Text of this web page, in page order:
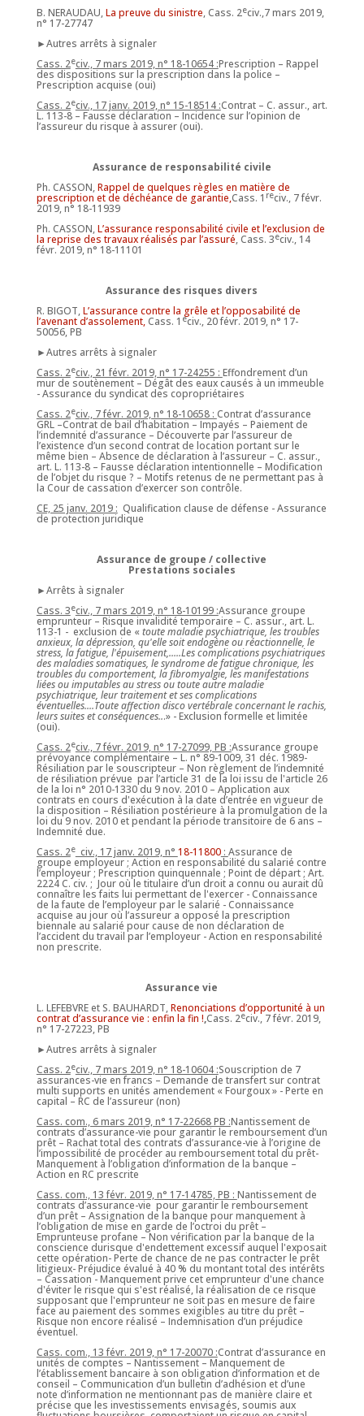
B. NERAUDAU,La preuve du sinistre, Cass. 2eciv.,7 mars 2019,
n° 17-27747
►Autres arrêts à signaler
Cass. 2eciv., 7 mars 2019, n° 18-10654 :Prescription – Rappel
des dispositions sur la prescription dans la police –
Prescription acquise (oui)
Cass. 2eciv., 17 janv. 2019, n° 15-18514 :Contrat – C. assur., art.
L. 113-8 – Fausse déclaration – Incidence sur l’opinion de
l’assureur du risque à assurer (oui).
Assurance de responsabilité civile
Ph. CASSON,Rappel de quelques règles en matière de
prescription et de déchéance de garantie,Cass. 1 reciv., 7 févr.
2019, n° 18-11939
Ph. CASSON,L’assurance responsabilité civile et l’exclusion de
la reprise des travaux réalisés par l’assuré, Cass. 3eciv., 14
févr. 2019, n° 18-11101
Assurance des risques divers
R. BIGOT,L’assurance contre la grêle et l’opposabilité de
l’avenant d’assolement,Cass. 1 eciv., 20 févr. 2019, n° 17-
50056, PB
►Autres arrêts à signaler
Cass. 2eciv., 21 févr. 2019, n° 17-24255 : Effondrement d’un
mur de soutènement – Dégât des eaux causés à un immeuble
- Assurance du syndicat des copropriétaires
Cass. 2eciv., 7 févr. 2019, n° 18-10658 : Contrat d’assurance
GRL –Contrat de bail d’habitation – Impayés – Paiement de
l’indemnité d’assurance – Découverte par l’assureur de
l’existence d’un second contrat de location portant sur le
même bien – Absence de déclaration à l’assureur – C. assur.,
art. L. 113-8 – Fausse déclaration intentionnelle – Modification
de l’objet du risque ? – Motifs retenus de ne permettant pas à
la Cour de cassation d’exercer son contrôle.
CE, 25 janv. 2019 : Qualification clause de défense - Assurance
de protection juridique
Assurance de groupe / collective
Prestations sociales
►Arrêts à signaler
Cass. 3eciv., 7 mars 2019, n° 18-10199 :Assurance groupe
emprunteur – Risque invalidité temporaire – C. assur., art. L.
113-1 - exclusion de «toute maladie psychiatrique, les troubles
anxieux, la dépression, qu'elle soit endogène ou réactionnelle, le
stress, la fatigue, l'épuisement,.....Les complications psychiatriques
des maladies somatiques, le syndrome de fatigue chronique, les
troubles du comportement, la fibromyalgie, les manifestations
liées ou imputables au stress ou toute autre maladie
psychiatrique, leur traitement et ses complications
éventuelles....Toute affection disco vertébrale concernant le rachis,
leurs suites et conséquences...» - Exclusion formelle et limitée
(oui).
Cass. 2eciv., 7 févr. 2019, n° 17-27099, PB :Assurance groupe
prévoyance complémentaire – L. n° 89-1009, 31 déc. 1989-
Résiliation par le souscripteur – Non règlement de l’indemnité
de résiliation prévue par l’article 31 de la loi issu de l'article 26
de la loi n° 2010-1330 du 9 nov. 2010 – Application aux
contrats en cours d'exécution à la date d’entrée en vigueur de
la disposition – Résiliation postérieure à la promulgation de la
loi du 9 nov. 2010 et pendant la période transitoire de 6 ans –
Indemnité due.
Cass. 2eciv., 17 janv. 2019, n° 18-11800: Assurance de
groupe employeur ; Action en responsabilité du salarié contre
l’employeur ; Prescription quinquennale ; Point de départ ; Art.
2224 C. civ. ; Jour où le titulaire d’un droit a connu ou aurait dû
connaître les faits lui permettant de l'exercer - Connaissance
de la faute de l’employeur par le salarié - Connaissance
acquise au jour où l’assureur a opposé la prescription
biennale au salarié pour cause de non déclaration de
l’accident du travail par l’employeur - Action en responsabilité
non prescrite.
Assurance vie
L. LEFEBVRE et S. BAUHARDT,Renonciations d’opportunité à un
contrat d’assurance vie : enfin la fin !,Cass. 2eciv., 7 févr. 2019,
n° 17-27223, PB
►Autres arrêts à signaler
Cass. 2eciv., 7 mars 2019, n° 18-10604 :Souscription de 7
assurances-vie en francs – Demande de transfert sur contrat
multi supports en unités amendement « Fourgoux » - Perte en
capital – RC de l’assureur (non)
Cass. com., 6 mars 2019, n° 17-22668 PB :Nantissement de
contrats d’assurance-vie pour garantir le remboursement d’un
prêt – Rachat total des contrats d’assurance-vie à l’origine de
l’impossibilité de procéder au remboursement total du prêt-
Manquement à l’obligation d’information de la banque –
Action en RC prescrite
Cass. com., 13 févr. 2019, n° 17-14785, PB : Nantissement de
contrats d’assurance-vie pour garantir le remboursement
d’un prêt – Assignation de la banque pour manquement à
l’obligation de mise en garde de l’octroi du prêt –
Emprunteuse profane – Non vérification par la banque de la
conscience durisque d'endettement excessif auquel l'exposait
cette opération- Perte de chance de ne pas contracter le prêt
litigieux- Préjudice évalué à 40 % du montant total des intérêts
– Cassation - Manquement prive cet emprunteur d'une chance
d'éviter le risque qui s'est réalisé, la réalisation de ce risque
supposant que l'emprunteur ne soit pas en mesure de faire
face au paiement des sommes exigibles au titre du prêt –
Risque non encore réalisé – Indemnisation d’un préjudice
éventuel.
Cass. com., 13 févr. 2019, n° 17-20070 :Contrat d’assurance en
unités de comptes – Nantissement – Manquement de
l’établissement bancaire à son obligation d’information et de
conseil – Communication d’un bulletin d’adhésion et d’une
note d’information ne mentionnant pas de manière claire et
précise que les investissements envisagés, soumis aux